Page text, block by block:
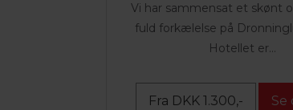
Vi har sammensat et skønt
fuld forkælelse på
Hotellet er...
Fra DKK 1.300,- Se